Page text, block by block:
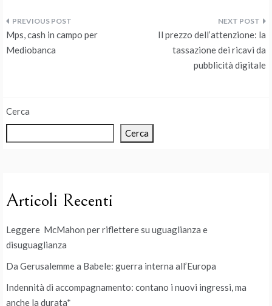
Navigazione
articoli
Mps, cash in campo per
Mediobanca
Il prezzo dell’attenzione: la
tassazione dei ricavi da
pubblicità digitale
Cerca
Cerca
Articoli Recenti
Leggere McMahon per riflettere su uguaglianza e
disuguaglianza
Da Gerusalemme a Babele: guerra interna all’Europa
Indennità di accompagnamento: contano i nuovi ingressi, ma
anche la durata*